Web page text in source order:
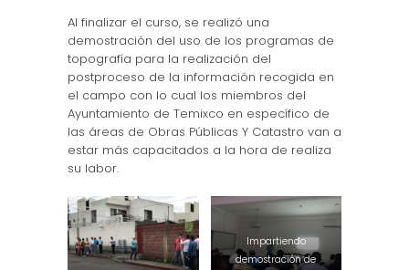
Al finalizar el curso, se realizó una
demostración del uso de los programas de
topografía para la realización del
postproceso de la información recogida en
el campo con lo cual los miembros del
Ayuntamiento de Temixco en específico de
las áreas de Obras Públicas Y Catastro van a
estar más capacitados a la hora de realiza
su labor.
Impartiendo
demostración de